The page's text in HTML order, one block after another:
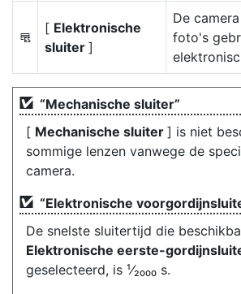
s
[ Elektronische
sluiter ]
De
foto's
“Mechanische sluiter”
[ Mechanische sluiter ] is niet
sommige lenzen vanwege de
camera.
“Elektronische
De snelste sluitertijd die
Elektronische eerste-
geselecteerd, is ¹⁄₂₀₀₀ s.